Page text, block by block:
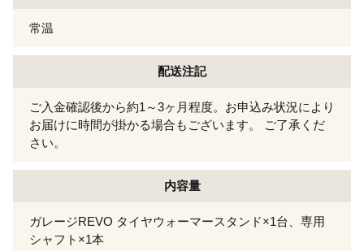
常温
配送注記
ご入金確認後から約1～3ヶ月程度。お申込み状況により
お届けに時間が掛かる場合もございます。 ご了承くだ
さい。
内容量
ガレージREVO タイヤウォーマースタンド×1台、専用
シャフト×1本